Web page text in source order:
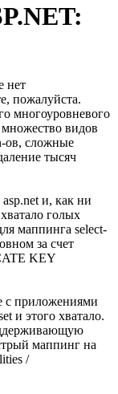
нет
пожалуйста.
многоуровневого
видов
ов, сложные
тысяч
и, как ни
голых
маппинга select-
за счет
KEY
с приложениями
и этого хватало.
маппинг на
/